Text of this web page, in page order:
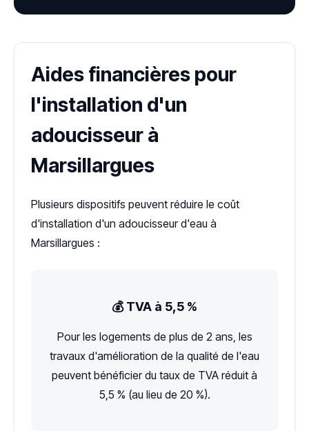
Aides financières pour
l'installation d'un
adoucisseur à
Marsillargues
Plusieurs dispositifs peuvent réduire le coût
d'installation d'un adoucisseur d'eau à
Marsillargues :
💰 TVA à 5,5 %
Pour les logements de plus de 2 ans, les
travaux d'amélioration de la qualité de l'eau
peuvent bénéficier du taux de TVA réduit à
5,5 % (au lieu de 20 %).